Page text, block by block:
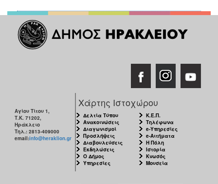
Αγίου Τίτου 1,
Τ.Κ. 71202,
Ηράκλειο
Τηλ.: 2813-409000
email:info@heraklion.gr
Χάρτης Ιστοχώρου
Δελτία Τύπου
Ανακοινώσεις
Διαγωνισμοί
Προσλήψεις
Διαβουλεύσεις
Εκδηλώσεις
Ο Δήμος
Υπηρεσίες
Κ.Ε.Π.
Τηλέφωνα
e-Υπηρεσίες
e-Αιτήματα
Η Πόλη
Ιστορία
Κνωσός
Μουσεία